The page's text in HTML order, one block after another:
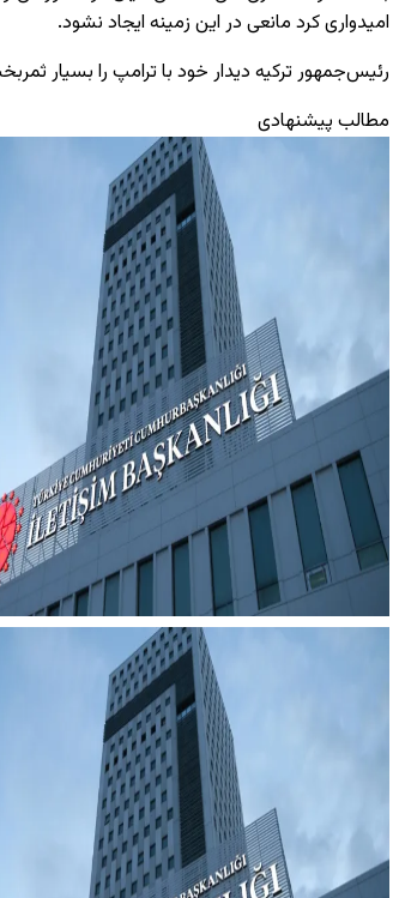
امیدواری کرد مانعی در این زمینه ایجاد نشود.
رئیس‌جمهور ترکیه دیدار خود با ترامپ را بسیار
مطالب پیشنهادی